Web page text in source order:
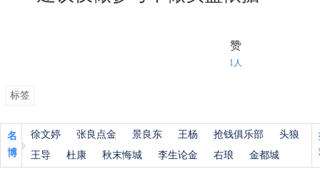
赞
1人
标签
名
博
徐文婷 张良点金 景良东 王杨 抢钱俱乐部
头狼
王导
杜康 秋末悔城 李生论金 右琅 金都城